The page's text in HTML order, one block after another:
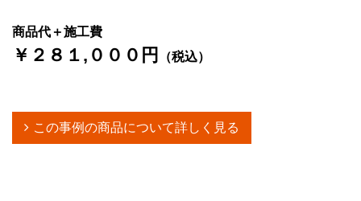
商品代＋施工費
￥２８１,０００円 （税込）
この事例の商品について詳しく見る